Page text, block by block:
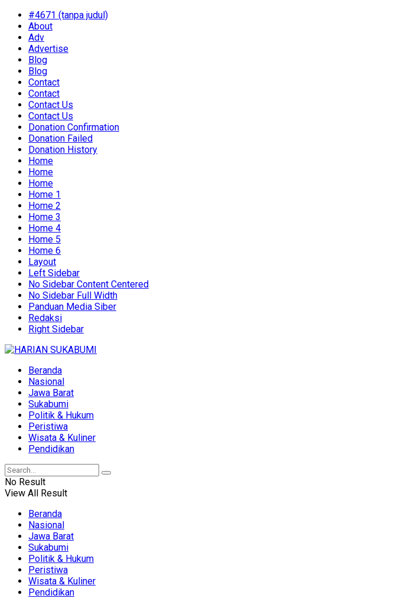
#4671 (tanpa judul)
About
Adv
Advertise
Blog
Blog
Contact
Contact
Contact Us
Contact Us
Donation Confirmation
Donation Failed
Donation History
Home
Home
Home
Home 1
Home 2
Home 3
Home 4
Home 5
Home 6
Layout
Left Sidebar
No Sidebar Content Centered
No Sidebar Full Width
Panduan Media Siber
Redaksi
Right Sidebar
Beranda
Nasional
Jawa Barat
Sukabumi
Politik & Hukum
Peristiwa
Wisata & Kuliner
Pendidikan
No Result
View All Result
Beranda
Nasional
Jawa Barat
Sukabumi
Politik & Hukum
Peristiwa
Wisata & Kuliner
Pendidikan